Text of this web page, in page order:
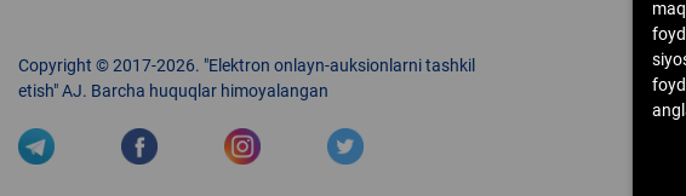
Copyright © 2017-2026. "Elektron onlayn-auksionlarni tashkil
etish" AJ. Barcha huquqlar himoyalangan